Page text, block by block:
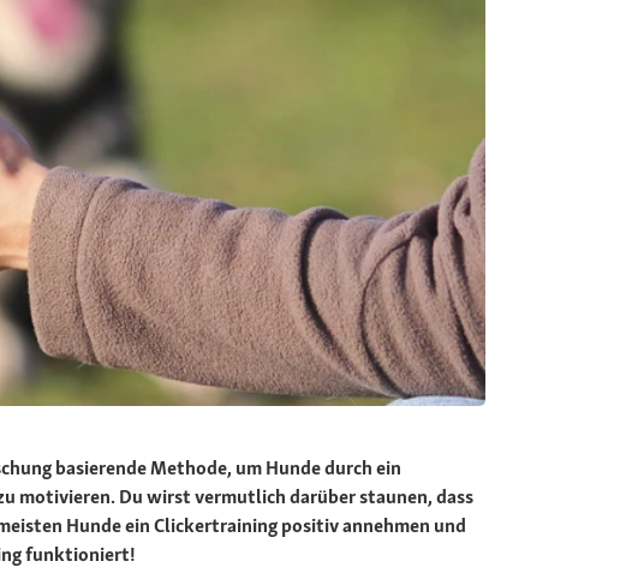
basierende Methode, um Hunde durch ein
motivieren. Du wirst vermutlich darüber staunen, dass
Hunde ein Clickertraining positiv annehmen und
funktioniert!